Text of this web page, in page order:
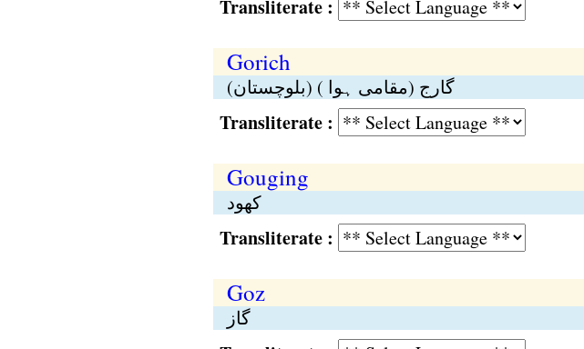
Transliterate :
Gorich
گارج (مقامی ہوا ) (بلوچستان)
Transliterate :
Gouging
کھود
Transliterate :
Goz
گاز